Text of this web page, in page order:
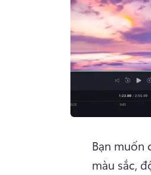
Bạn muốn
màu sắc,